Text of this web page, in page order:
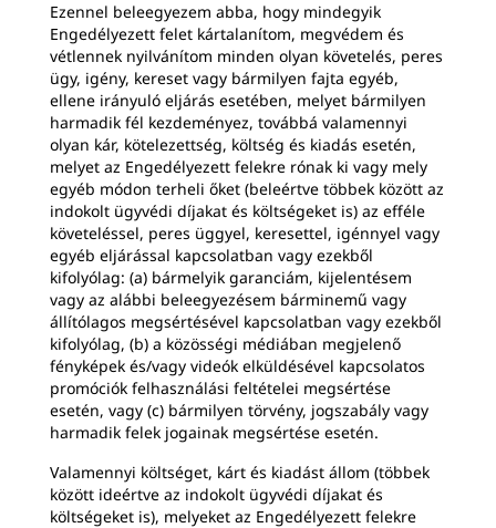
Ezennel beleegyezem abba, hogy mindegyik
Engedélyezett felet kártalanítom, megvédem és
vétlennek nyilvánítom minden olyan követelés, peres
ügy, igény, kereset vagy bármilyen fajta egyéb,
ellene irányuló eljárás esetében, melyet bármilyen
harmadik fél kezdeményez, továbbá valamennyi
olyan kár, kötelezettség, költség és kiadás esetén,
melyet az Engedélyezett felekre rónak ki vagy mely
egyéb módon terheli őket (beleértve többek között az
indokolt ügyvédi díjakat és költségeket is) az efféle
követeléssel, peres üggyel, keresettel, igénnyel vagy
egyéb eljárással kapcsolatban vagy ezekből
kifolyólag: (a) bármelyik garanciám, kijelentésem
vagy az alábbi beleegyezésem bárminemű vagy
állítólagos megsértésével kapcsolatban vagy ezekből
kifolyólag, (b) a közösségi médiában megjelenő
fényképek és/vagy videók elküldésével kapcsolatos
promóciók felhasználási feltételei megsértése
esetén, vagy (c) bármilyen törvény, jogszabály vagy
harmadik felek jogainak megsértése esetén.
Valamennyi költséget, kárt és kiadást állom (többek
között ideértve az indokolt ügyvédi díjakat és
költségeket is), melyeket az Engedélyezett felekre